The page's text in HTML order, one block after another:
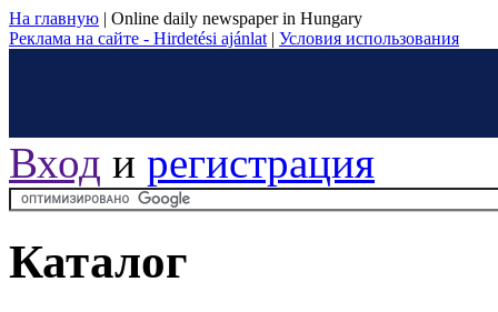
На главную | Online daily newspaper in Hungary
Реклама на сайте - Hirdetési ajánlat | Условия использования
Вход и регистрация
Каталог